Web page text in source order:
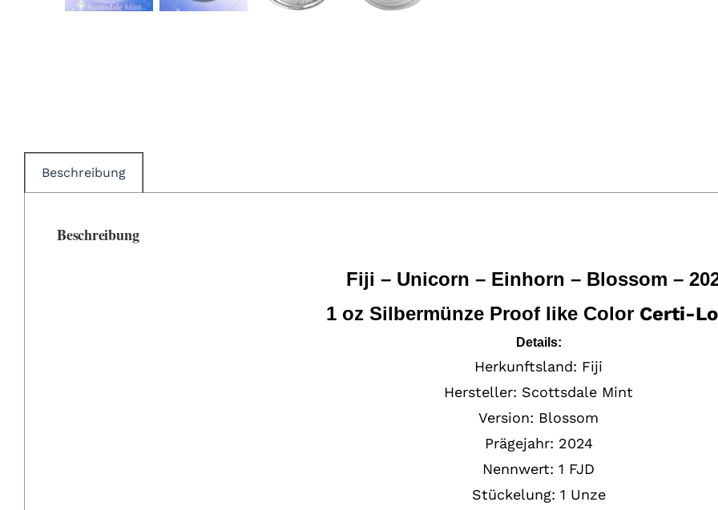
Beschreibung
Beschreibung
Fiji – Unicorn – Einhorn – Blossom –
1 oz Silbermünze Proof like Color Certi-
Details:
Herkunftsland: Fiji
Hersteller: Scottsdale Mint
Version: Blossom
Prägejahr: 2024
Nennwert: 1 FJD
Stückelung: 1 Unze